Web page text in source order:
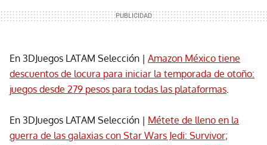
En 3DJuegos LATAM Selección | Amazon México tiene
descuentos de locura para iniciar la temporada de otoño:
juegos desde 279 pesos para todas las plataformas.
En 3DJuegos LATAM Selección | Métete de lleno en la
guerra de las galaxias con Star Wars Jedi: Survivor;